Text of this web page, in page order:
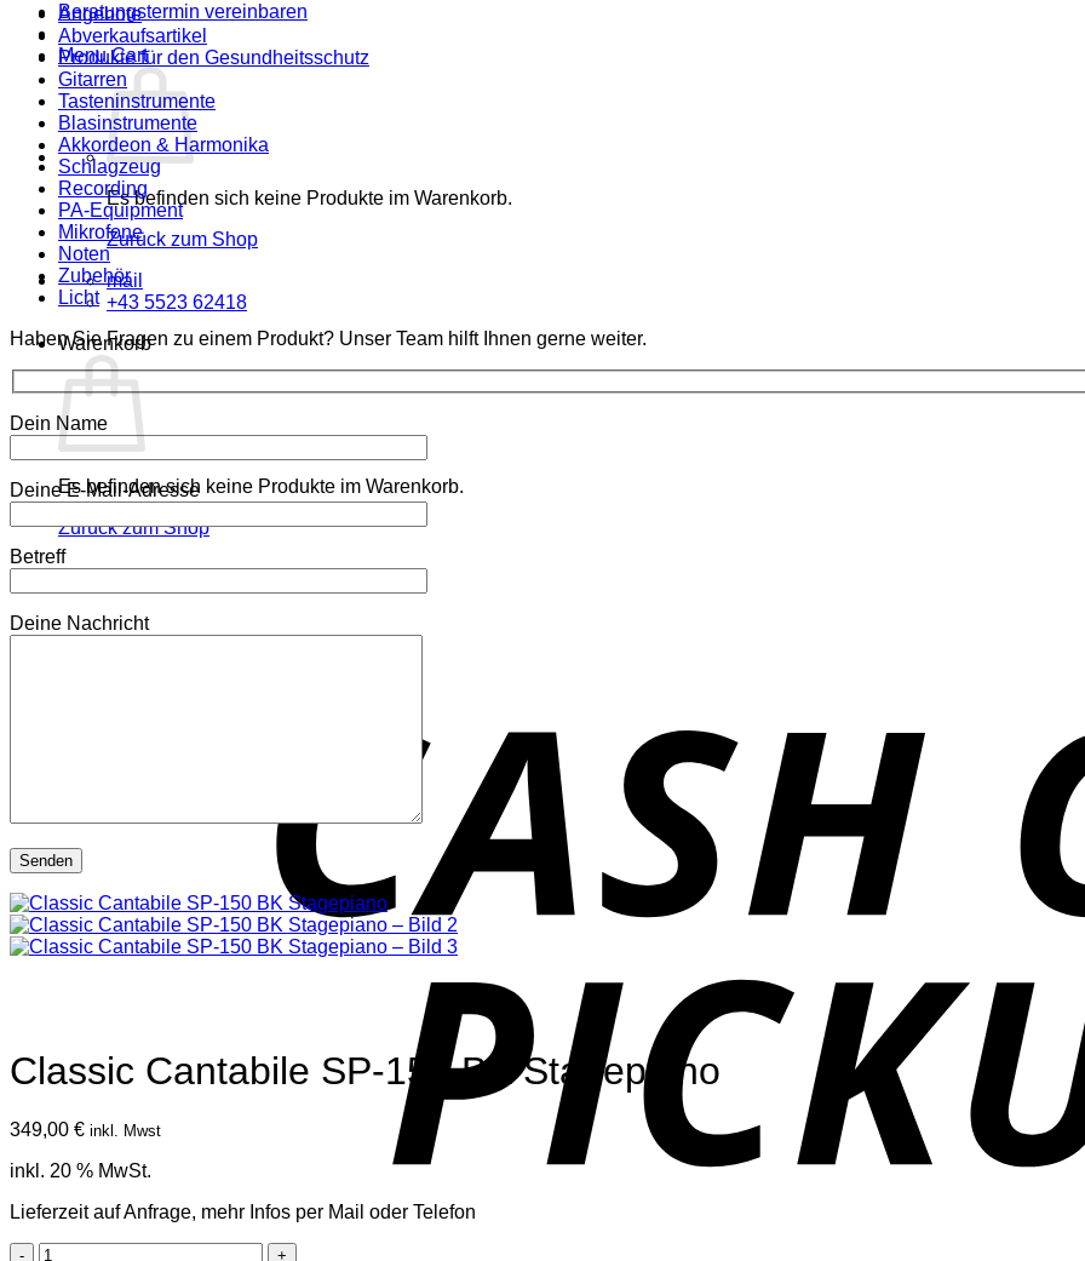
Beratungstermin vereinbaren
Menu Cart
Es befinden sich keine Produkte im Warenkorb.
Zurück zum Shop
mail
+43 5523 62418
Warenkorb
Es befinden sich keine Produkte im Warenkorb.
Zurück zum Shop
Angebote
Abverkaufsartikel
Produkte für den Gesundheitsschutz
Gitarren
Tasteninstrumente
Blasinstrumente
Akkordeon & Harmonika
Schlagzeug
Recording
PA-Equipment
Mikrofone
Noten
Zubehör
Licht
Haben Sie Fragen zu einem Produkt? Unser Team hilft Ihnen gerne weiter.
Dein Name
Deine E-Mail-Adresse
Betreff
Deine Nachricht
Classic Cantabile SP-150 BK Stagepiano
349,00 € inkl. Mwst
inkl. 20 % MwSt.
Lieferzeit auf Anfrage, mehr Infos per Mail oder Telefon
Classic